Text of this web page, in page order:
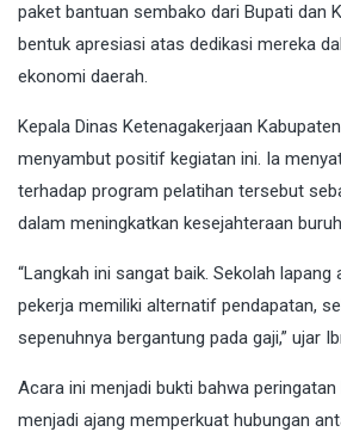
paket bantuan sembako dari Bupati dan
bentuk apresiasi atas dedikasi mereka
ekonomi daerah.
Kepala Dinas Ketenagakerjaan
menyambut positif kegiatan ini. Ia
terhadap program pelatihan tersebut
dalam meningkatkan kesejahteraan
“Langkah ini sangat baik. Sekolah
pekerja memiliki alternatif pendapatan,
sepenuhnya bergantung pada gaji,” ujar
Acara ini menjadi bukti bahwa peringatan
menjadi ajang memperkuat hubungan